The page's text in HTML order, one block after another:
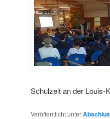
Schulzeit an der Louis-
Veröffentlicht unter